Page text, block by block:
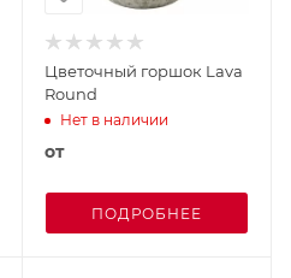
Цветочный горшок Lava
Round
Нет в наличии
от
ПОДРОБНЕЕ